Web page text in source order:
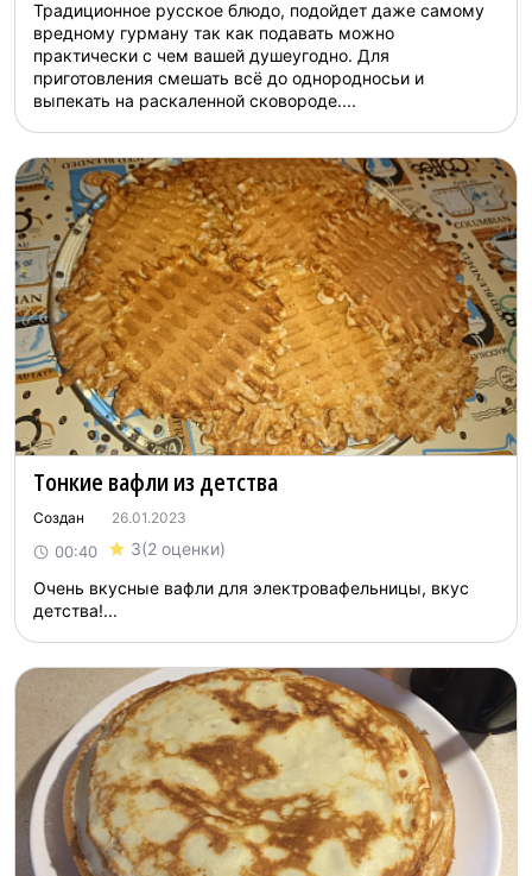
Традиционное русское блюдо, подойдет даже самому
вредному гурману так как подавать можно
практически с чем вашей душеугодно. Для
приготовления смешать всё до однородносьи и
выпекать на раскаленной сковороде....
Тонкие вафли из детства
Создан 26.01.2023
00:40 3(2 оценки)
Очень вкусные вафли для электровафельницы, вкус
детства!...